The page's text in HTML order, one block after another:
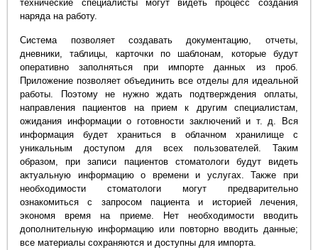
технические специалисты могут видеть процесс создания
наряда на работу.
Система позволяет создавать документацию, отчеты,
дневники, таблицы, карточки по шаблонам, которые будут
оперативно заполняться при импорте данных из проб.
Приложение позволяет объединить все отделы для идеальной
работы. Поэтому не нужно ждать подтверждения оплаты,
направления пациентов на прием к другим специалистам,
ожидания информации о готовности заключений и т. д. Вся
информация будет храниться в облачном хранилище с
уникальным доступом для всех пользователей. Таким
образом, при записи пациентов стоматологи будут видеть
актуальную информацию о времени и услугах. Также при
необходимости стоматологи могут предварительно
ознакомиться с запросом пациента и историей лечения,
экономя время на приеме. Нет необходимости вводить
дополнительную информацию или повторно вводить данные;
все материалы сохраняются и доступны для импорта.